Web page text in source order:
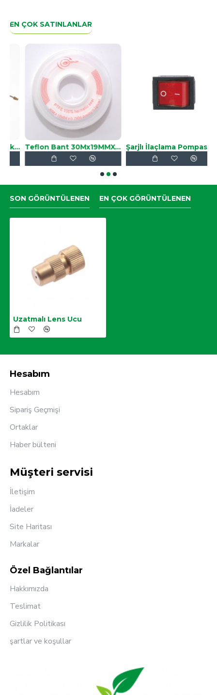
EN ÇOK SATINLANLAR
Teflon Bant 30Mx19MMX0.1MM Şarjlı İlaçlama Pompası Açma/Kapama Anahtarı
SON GÖRÜNTÜLENEN EN ÇOK GÖRÜNTÜLENEN
Uzatmalı Lens Ucu
Hesabım
Hesabım
Sipariş Geçmişi
Ortaklar
Haber bülteni
Müşteri servisi
İletişim
İadeler
Site Haritası
Markalar
Özel Bağlantılar
Hakkımızda
Teslimat
Gizlilik Politikası
şartlar ve koşullar